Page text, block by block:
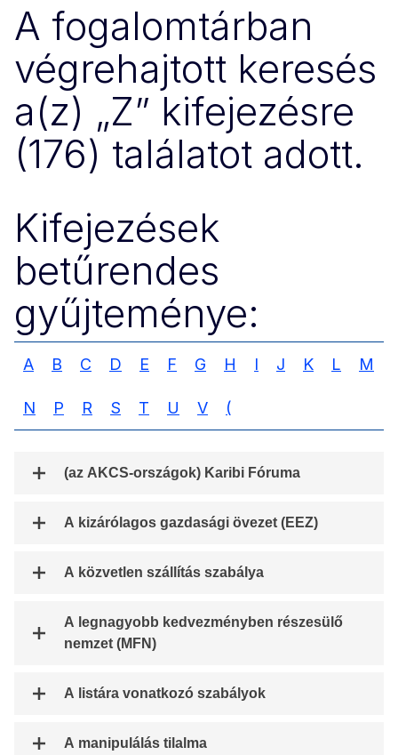
A fogalomtárban
végrehajtott keresés
a(z) „Z” kifejezésre
(176) találatot adott.
Kifejezések
betűrendes
gyűjteménye:
A B C D E F G H I J K L M
N P R S T U V (
(az AKCS-országok) Karibi Fóruma
A kizárólagos gazdasági övezet (EEZ)
A közvetlen szállítás szabálya
A legnagyobb kedvezményben részesülő
nemzet (MFN)
A listára vonatkozó szabályok
A manipulálás tilalma